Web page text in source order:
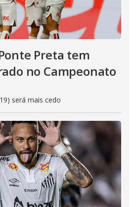
Preta tem
no Campeonato
será mais cedo